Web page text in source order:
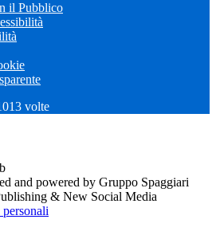
il Pubblico
volte
and powered by Gruppo Spaggiari
& New Social Media